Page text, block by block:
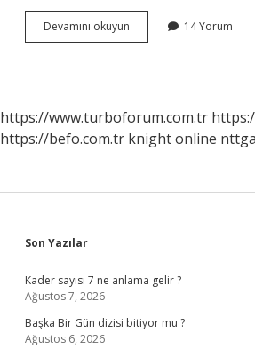
Devamını okuyun Verimlilik
Formülü
14 Yorum
https://www.turboforum.com.tr
https://befo.com.tr knight online
Sidebar
Son Yazılar
Kader sayısı 7 ne anlama gelir ?
Ağustos 7, 2026
Başka Bir Gün dizisi bitiyor mu ?
Ağustos 6, 2026